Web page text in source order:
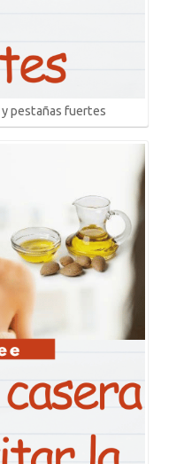
y pestañas fuertes